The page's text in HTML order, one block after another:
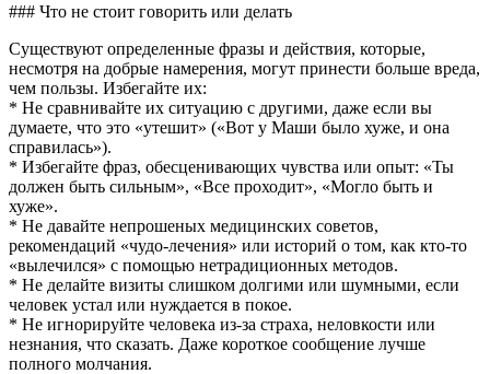
### Что не стоит говорить или делать
Существуют определенные фразы и действия, которые,
несмотря на добрые намерения, могут принести больше вреда,
чем пользы. Избегайте их:
* Не сравнивайте их ситуацию с другими, даже если вы
думаете, что это «утешит» («Вот у Маши было хуже, и она
справилась»).
* Избегайте фраз, обесценивающих чувства или опыт: «Ты
должен быть сильным», «Все проходит», «Могло быть и
хуже».
* Не давайте непрошеных медицинских советов,
рекомендаций «чудо-лечения» или историй о том, как кто-то
«вылечился» с помощью нетрадиционных методов.
* Не делайте визиты слишком долгими или шумными, если
человек устал или нуждается в покое.
* Не игнорируйте человека из-за страха, неловкости или
незнания, что сказать. Даже короткое сообщение лучше
полного молчания.